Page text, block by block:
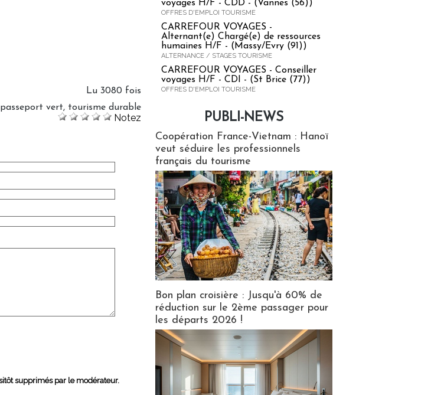
Lu 3080 fois
passeport vert, tourisme durable
Notez
supprimés par le modérateur.
voyages H/F - CDD - (Vannes (56))
OFFRES D'EMPLOI TOURISME
CARREFOUR VOYAGES -
Alternant(e) Chargé(e) de ressources
humaines H/F - (Massy/Evry (91))
ALTERNANCE / STAGES TOURISME
CARREFOUR VOYAGES - Conseiller
voyages H/F - CDI - (St Brice (77))
OFFRES D'EMPLOI TOURISME
PUBLI-NEWS
Coopération France-Vietnam : Hanoï
veut séduire les professionnels
français du tourisme
Bon plan croisière : Jusqu'à 60% de
réduction sur le 2ème passager pour
les départs 2026 !